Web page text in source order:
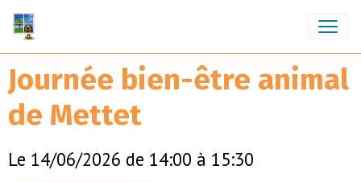
Journée bien-être animal
de Mettet
Le 14/06/2026 de 14:00 à 15:30